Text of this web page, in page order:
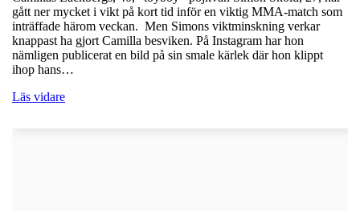
gått ner mycket i vikt på kort tid inför en viktig MMA-match som
inträffade härom veckan. Men Simons viktminskning verkar
knappast ha gjort Camilla besviken. På Instagram har hon
nämligen publicerat en bild på sin smale kärlek där hon klippt
ihop hans…
Läs vidare